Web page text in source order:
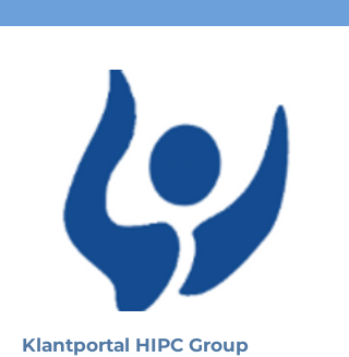
Klantportal HIPC Group